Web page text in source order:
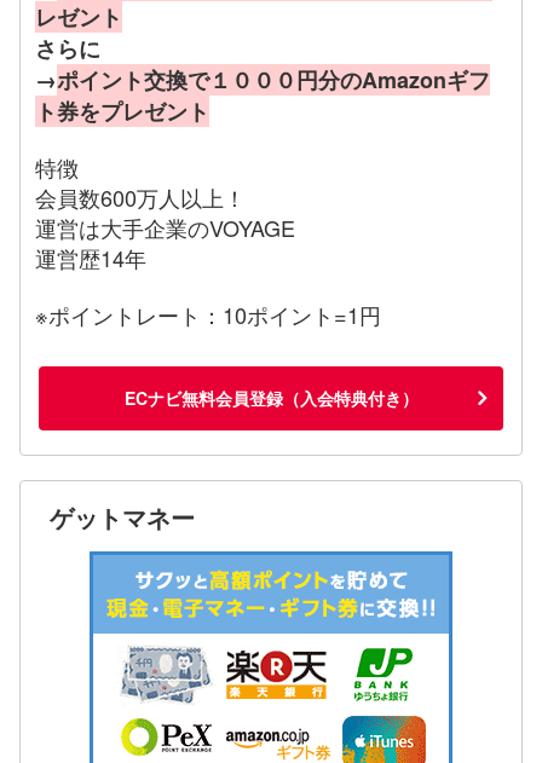
レゼント
さらに
→ポイント交換で１０００円分のAmazonギフ
ト券をプレゼント
特徴
会員数600万人以上！
運営は大手企業のVOYAGE
運営歴14年
※ポイントレート：10ポイント=1円
ECナビ無料会員登録（入会特典付き）
ゲットマネー